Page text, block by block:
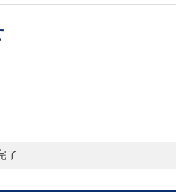
了